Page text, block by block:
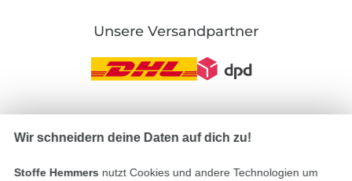
Unsere Versandpartner
Impressum
In den deutschen Shop wechseln (aktuell
Wir schneidern deine Daten auf dich zu!
Stoffe Hemmers nutzt Cookies und andere Technologien um